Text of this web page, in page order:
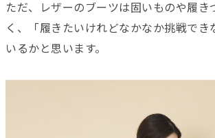
ただ、レザーのブーツは固いものや履き
く、「履きたいけれどなかなか挑戦でき
いるかと思います。